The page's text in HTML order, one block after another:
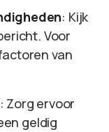
: Kijk
Voor
van
: Zorg ervoor
geldig